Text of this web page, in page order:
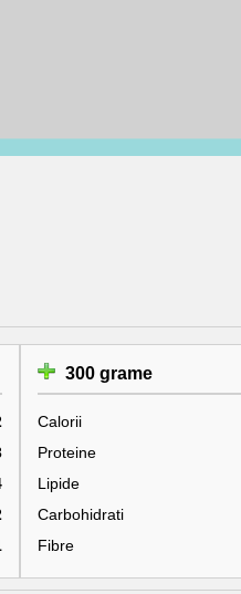
300 grame
Calorii
Proteine
Lipide
Carbohidrati
Fibre